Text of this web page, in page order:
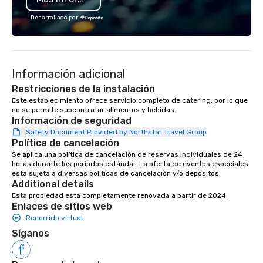
exciting wedding rental selections
and unparalleled event rental support,
it’s clear that weddings move and
whatever its form, it’s a Beautiful
relationships that bring people
together, and support all wedding
couples throughout our communities.
We’re huge fans of socials and
celebrations where people share
laughter and find joy. From birthdays,
to anniversaries, to graduations and
more, Premiere will bring the basics
you need to the party, and provide the
‘frills’ you want to help realize your
event dreams. If on the other hand,
you’re wanting to ‘get down to
and needs equally well. We’re in
business too, and we know you’re
Desarrollado por
Información adicional
Restricciones de la instalación
Este establecimiento ofrece servicio completo de catering, por lo que
no se permite subcontratar alimentos y bebidas.
Información de seguridad
Safety Document Provided by Northstar Travel Group
Política de cancelación
Se aplica una política de cancelación de reservas individuales de 24
horas durante los períodos estándar. La oferta de eventos especiales
está sujeta a diversas políticas de cancelación y/o depósitos.
Additional details
Esta propiedad está completamente renovada a partir de 2024.
Enlaces de sitios web
Recorrido virtual
Síganos